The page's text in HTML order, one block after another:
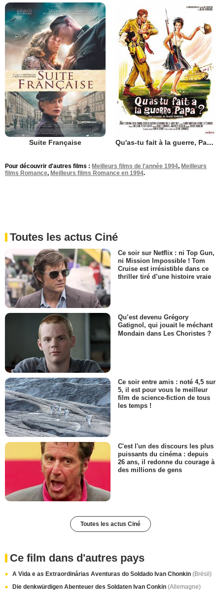
Suite Française Qu'as-tu fait à la guerre, Papa ?
Pour découvrir d'autres films : Meilleurs films de l'année 1994, Meilleurs
films Romance, Meilleurs films Romance en 1994.
Toutes les actus Ciné
Ce soir sur Netflix : ni Top Gun,
ni Mission Impossible ! Tom
Cruise est irrésistible dans ce
thriller tiré d’une histoire vraie
Qu’est devenu Grégory
Gatignol, qui jouait le méchant
Mondain dans Les Choristes ?
Ce soir entre amis : noté 4,5 sur
5, il est pour vous le meilleur
film de science-fiction de tous
les temps !
C'est l'un des discours les plus
puissants du cinéma : depuis
26 ans, il redonne du courage à
des millions de gens
Toutes les actus Ciné
Ce film dans d'autres pays
A Vida e as Extraordinárias Aventuras do Soldado Ivan Chonkin (Brésil)
Die denkwürdigen Abenteuer des Soldaten Ivan Conkin (Allemagne)